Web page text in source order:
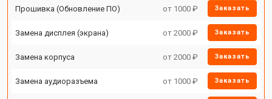
Прошивка (Обновление ПО) от 1000 ₽ Заказать
Замена дисплея (экрана) от 2000 ₽ Заказать
Замена корпуса от 2000 ₽ Заказать
Замена аудиоразъема от 1000 ₽ Заказать